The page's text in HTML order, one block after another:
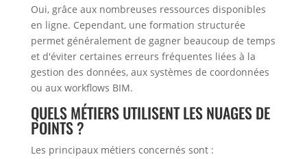
Oui, grâce aux nombreuses ressources disponibles
en ligne. Cependant, une formation structurée
permet généralement de gagner beaucoup de temps
et d'éviter certaines erreurs fréquentes liées à la
gestion des données, aux systèmes de coordonnées
ou aux workflows BIM.
QUELS MÉTIERS UTILISENT LES NUAGES DE
POINTS ?
Les principaux métiers concernés sont :